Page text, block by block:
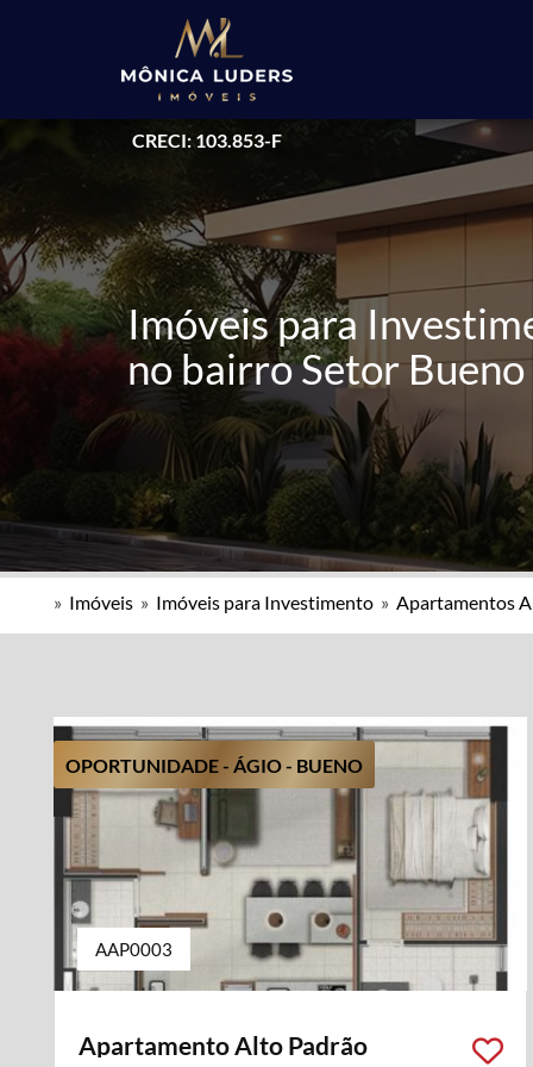
CRECI: 103.853-F
Imóveis para
no bairro Setor Bueno
» Imóveis » Imóveis para Investimento » Apartamentos
OPORTUNIDADE - ÁGIO - BUENO
AAP0003
Apartamento Alto Padrão